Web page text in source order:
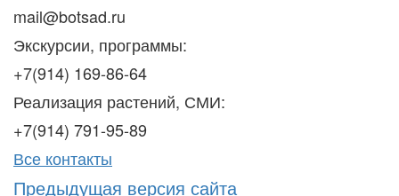
mail@botsad.ru
Экскурсии, программы:
+7(914) 169-86-64
Реализация растений, СМИ:
+7(914) 791-95-89
Все контакты
Предыдущая версия сайта